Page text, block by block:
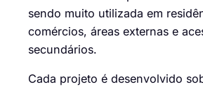
sendo muito utilizada em
comércios, áreas externas e
secundários.
Cada projeto é desenvolvido